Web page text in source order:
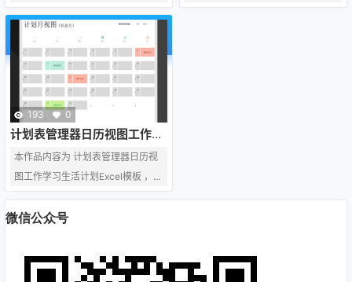
x ，大小 12KB ，页数为 1 ， 比例
作品中的文字与图均可以修改和编
辑，图片更改请在作品中右键图片
并更换，文字修改请直接点击文字
进行修改，也可以新增和删除作品
中的内容。 该模板来自用户分享，
如有侵权行为请联系网站客服处
理。
193 0
计划表管理器日历视图工作学
习生活计划Excel模板
本作品内容为 计划表管理器日历视
图工作学习生活计划Excel模板 ，格
1 ， 比例为 4 : 3，请使用 excel软
修改和编辑，图片更改请在作品中
右键图片并更换，文字修改请直接
微信公众号